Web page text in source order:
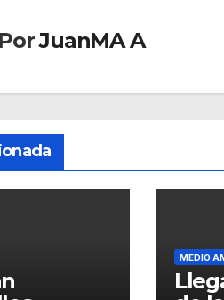
PorJuanMA A
MEDIO